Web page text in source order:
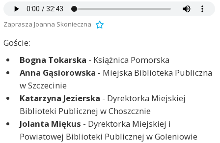
Zaprasza Joanna Skonieczna
Goście:
Bogna Tokarska - Książnica Pomorska
Anna Gąsiorowska - Miejska Biblioteka Publiczna
w Szczecinie
Katarzyna Jezierska - Dyrektorka Miejskiej
Biblioteki Publicznej w Choszcznie
Jolanta Miękus - Dyrektorka Miejskiej i
Powiatowej Biblioteki Publicznej w Goleniowie